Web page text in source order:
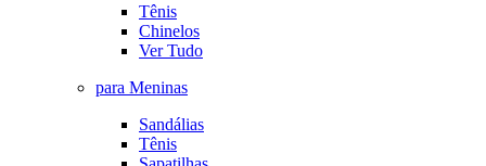
Tênis
Chinelos
Ver Tudo
para Meninas
Sandálias
Tênis